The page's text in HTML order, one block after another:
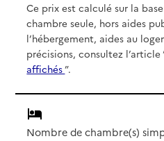
Ce prix est calculé sur la
chambre seule, hors aides
l’hébergement, aides au
précisions, consultez l’article
affichés”.
Nombre de chambre(s)